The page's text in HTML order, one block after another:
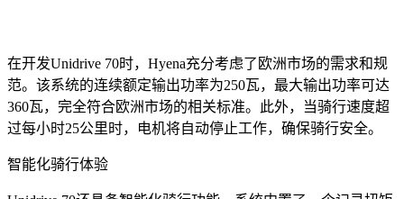
在开发Unidrive 70时，Hyena充分考虑了欧洲市场的需求和规
范。该系统的连续额定输出功率为250瓦，最大输出功率可达
360瓦，完全符合欧洲市场的相关标准。此外，当骑行速度超
过每小时25公里时，电机将自动停止工作，确保骑行安全。
智能化骑行体验